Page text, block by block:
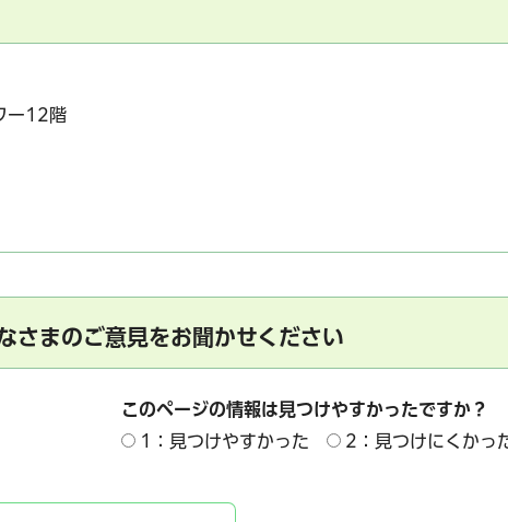
ー12階
さまのご意見をお聞かせください
このページの情報は見つけやすかったですか？
1：見つけやすかった
2：見つけにくかっ